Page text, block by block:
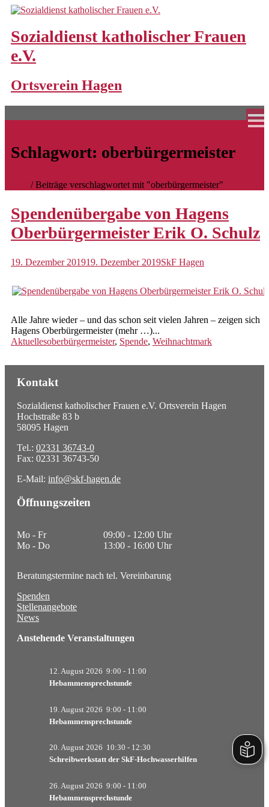
Skip
content
Sozialdienst katholischer Frauen
e.V.
Ortsverein Hagen
Unsere Angebote
Familienpaten
Frühe Hilfen
Standorte und Schließungszeiten
Kindertagespflege
Familienpate werden
Tagespflegeperson suchen
Rechtliche Betreuungen
Patientenverfügungen
Vertrauliche Geburt
Hebammensprechstunde
Stationäre Angebote
FAIRselbständigung
Ambulante Angebote
Psychotherapie
Schlagwort: oberbürgermeister
/Beiträge verschlagwortet mit "oberbürgermeister"
Spendenübergabe von Hagens
Oberbürgermeister Erik O. Schulz
19. Dezember 201919. Dezember 2019SkF Hagen
Alle Jahre wieder – und das schon seit vielen Jahren – zeigen sich
Hagens Oberbürgermeister (mehr …)...
Aktuellesoberbürgermeister, Spende, Weihnachtmark
Kontakt
Sozialdienst katholischer Frauen e.V. Ortsverein Hagen
Hochstraße 83 b
58095 Hagen
Tel.: 02331 36743-0
Fax: 02331 36743-50
E-Mail: info@skf-hagen.de
Öffnungszeiten
Mo - Fr
Mo - Do
09:00 - 12:00 Uhr
13:00 - 16:00 Uhr
Beratungstermine nach tel. Vereinbarung
Spenden
Stellenangebote
News
Anstehende Veranstaltungen
12. August 2026 9:00 - 11:00
Hebammensprechstunde
19. August 2026 9:00 - 11:00
Hebammensprechstunde
20. August 2026 10:30 - 12:30
Schreibwerkstatt der SkF-Hochwasserhilfen
26. August 2026 9:00 - 11:00
Hebammensprechstunde